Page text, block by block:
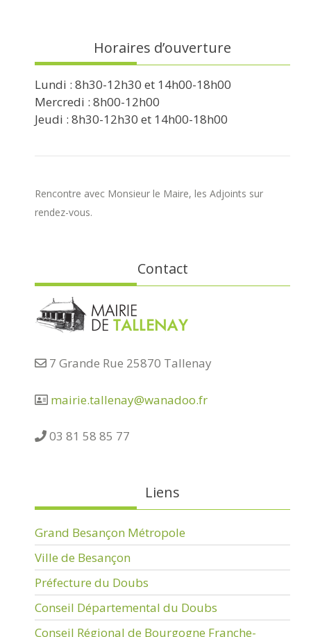
Horaires d’ouverture
Lundi : 8h30-12h30 et 14h00-18h00
Mercredi : 8h00-12h00
Jeudi : 8h30-12h30 et 14h00-18h00
Rencontre avec Monsieur le Maire, les Adjoints sur
rendez-vous.
Contact
7 Grande Rue 25870 Tallenay
mairie.tallenay@wanadoo.fr
03 81 58 85 77
Liens
Grand Besançon Métropole
Ville de Besançon
Préfecture du Doubs
Conseil Départemental du Doubs
Conseil Régional de Bourgogne Franche-